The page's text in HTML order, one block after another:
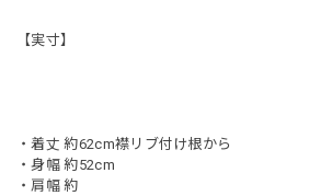
【実寸】
・着丈 約62cm襟リブ付け根から
・身幅 約52cm
・肩幅 約